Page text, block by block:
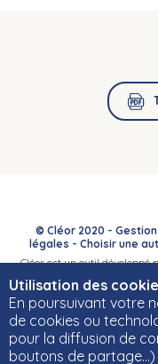
Utilisation des
En poursuivant votre
de cookies ou
pour la diffusion de
boutons de
© Cléor 2020 -
légales - Choisir une
Cléor est un outil développé